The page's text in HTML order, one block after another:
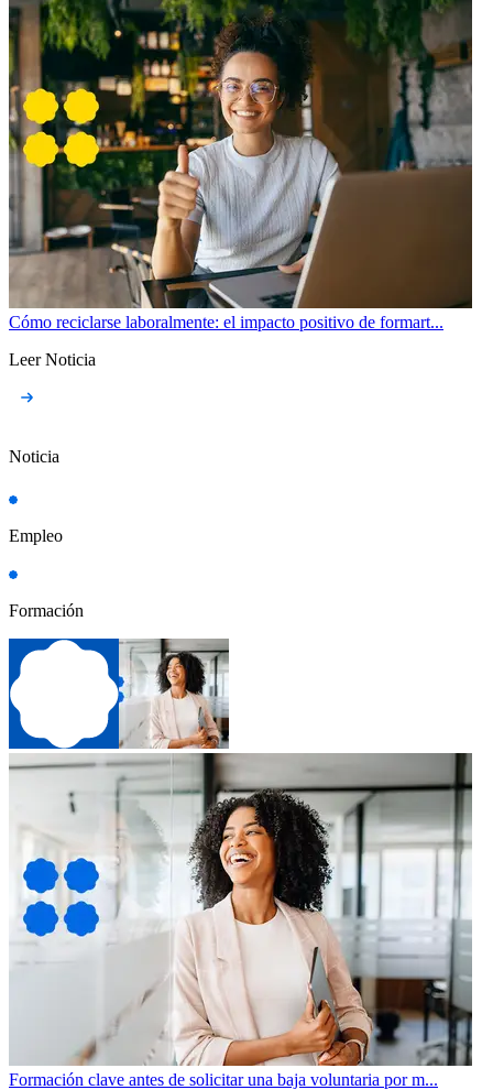
Cómo reciclarse laboralmente: el impacto positivo de formart...
Leer Noticia
Noticia
Empleo
Formación
Formación clave antes de solicitar una baja voluntaria por m...